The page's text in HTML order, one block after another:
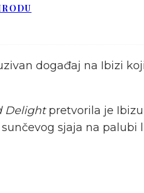
događaj na Ibizi
Delightpretvorila je
sjaja na